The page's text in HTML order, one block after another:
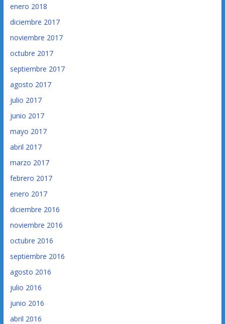
enero 2018
diciembre 2017
noviembre 2017
octubre 2017
septiembre 2017
agosto 2017
julio 2017
junio 2017
mayo 2017
abril 2017
marzo 2017
febrero 2017
enero 2017
diciembre 2016
noviembre 2016
octubre 2016
septiembre 2016
agosto 2016
julio 2016
junio 2016
abril 2016